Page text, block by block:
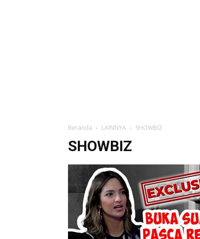
Beranda LAINNYA SHOWBIZ
SHOWBIZ